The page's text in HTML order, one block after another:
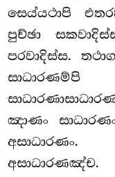
සෙය්යථාපි
පුච්ඡා
පරවාදිස්ස.
ඤාණං
අසාධාරණඤ්ච.